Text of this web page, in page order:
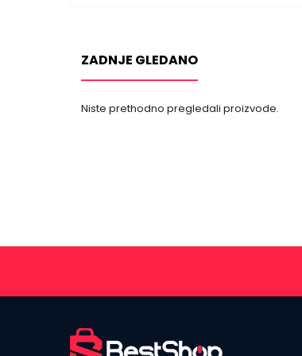
ZADNJE GLEDANO
Niste prethodno pregledali proizvode.